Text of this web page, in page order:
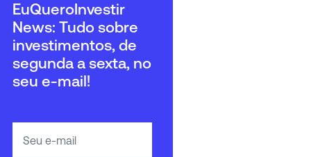
EuQueroInvestir
News: Tudo sobre
investimentos, de
segunda a sexta, no
seu e-mail!